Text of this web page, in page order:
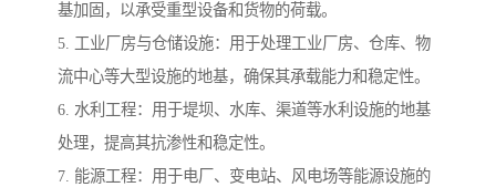
基加固，以承受重型设备和货物的荷载。
5. 工业厂房与仓储设施：用于处理工业厂房、仓库、物
流中心等大型设施的地基，确保其承载能力和稳定性。
6. 水利工程：用于堤坝、水库、渠道等水利设施的地基
处理，提高其抗渗性和稳定性。
7. 能源工程：用于电厂、变电站、风电场等能源设施的